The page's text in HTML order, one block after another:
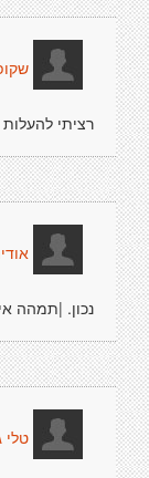
רציתי
נכון. |תמהה
טלי